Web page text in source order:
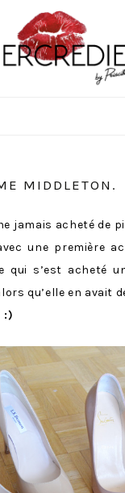
MIDDLETON.
jamais acheté de
une première
qui s’est acheté
qu’elle en avait
:)